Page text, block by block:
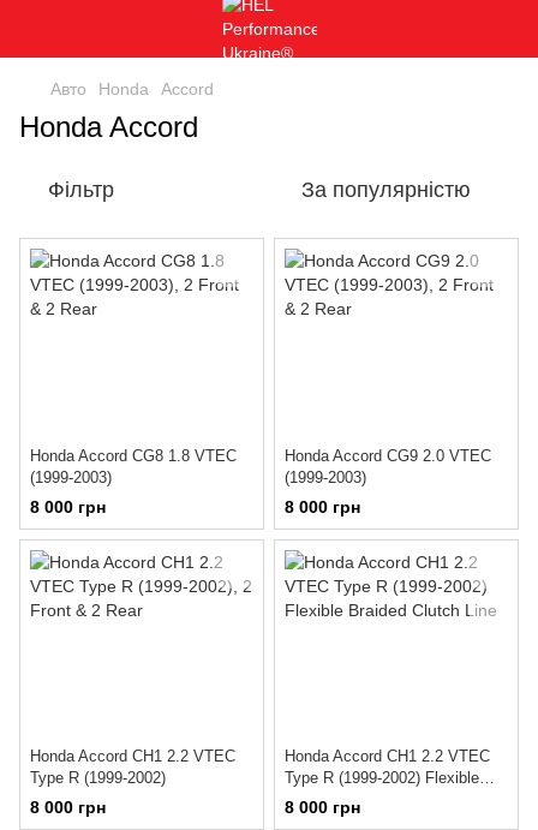
Авто Honda Accord
Honda Accord
Фільтр За популярністю
Honda Accord CG8 1.8 VTEC
(1999-2003)
8 000 грн
Honda Accord CG9 2.0 VTEC
(1999-2003)
8 000 грн
Honda Accord CH1 2.2 VTEC
Type R (1999-2002)
8 000 грн
Honda Accord CH1 2.2 VTEC
Type R (1999-2002) Flexible
Braided Clutch Line
8 000 грн